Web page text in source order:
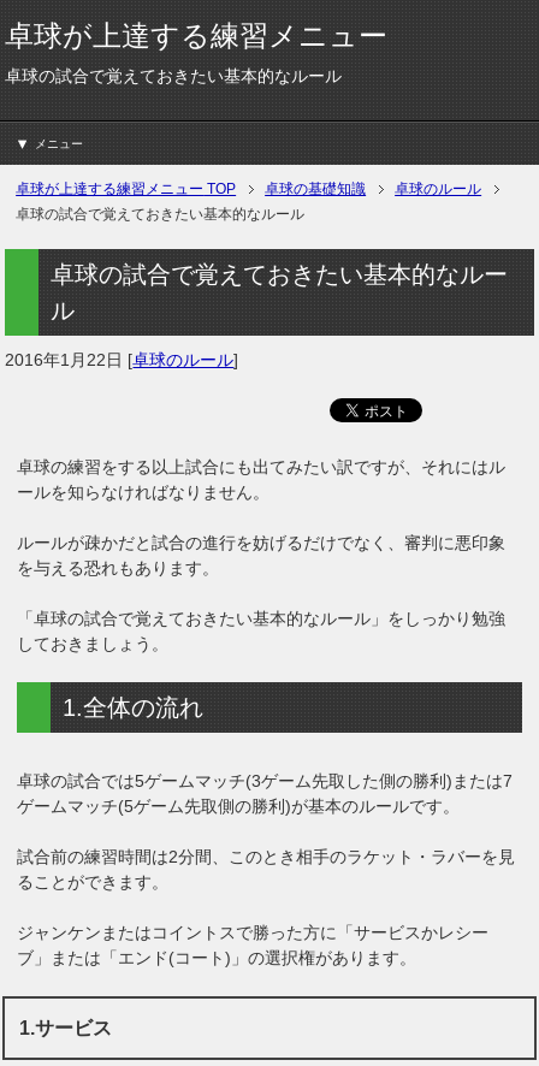
卓球が上達する練習メニュー
卓球の試合で覚えておきたい基本的なルール
メニュー
卓球が上達する練習メニュー TOP 卓球の基礎知識
卓球のルール
卓球の試合で覚えておきたい基本的なルール
卓球の試合で覚えておきたい基本的なルー
ル
2016年1月22日 [卓球のルール]
卓球の練習をする以上試合にも出てみたい訳ですが、それにはル
ールを知らなければなりません。
ルールが疎かだと試合の進行を妨げるだけでなく、審判に悪印象
を与える恐れもあります。
「卓球の試合で覚えておきたい基本的なルール」をしっかり勉強
しておきましょう。
1.全体の流れ
卓球の試合では5ゲームマッチ(3ゲーム先取した側の勝利)または7
ゲームマッチ(5ゲーム先取側の勝利)が基本のルールです。
試合前の練習時間は2分間、このとき相手のラケット・ラバーを見
ることができます。
ジャンケンまたはコイントスで勝った方に「サービスかレシー
ブ」または「エンド(コート)」の選択権があります。
1.サービス